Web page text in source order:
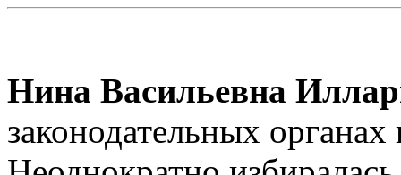
Нина Васильевна
законодательных органах